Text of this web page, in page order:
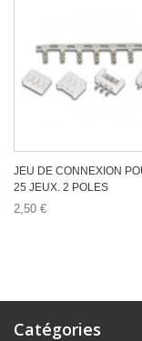
JEU DE CONNEXION
25 JEUX. 2 POLES
2,50 €
Catégories